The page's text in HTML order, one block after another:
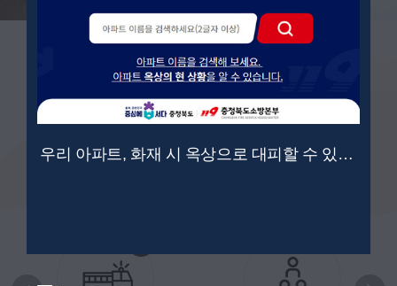
우리 아파트, 화재 시 옥상으로 대피할 수 있을까요?
민원관련 도움이
필요하신가요?